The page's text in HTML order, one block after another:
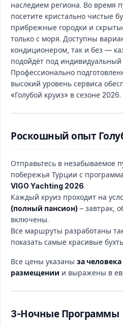
наследием региона. Во время
посетите кристально чистые
прибрежные городки и
только с моря. Доступны
кондиционером, так и без —
подойдёт под индивидуальный
Профессионально
высокий уровень сервиса
«Голубой круиз» в сезоне 2026.
Роскошный опыт
Отправьтесь в незабываемое
побережья Турции с
VIGO Yachting 2026.
Каждый круиз проходит на
(полный пансион) – завтрак,
включены.
Все маршруты разработаны
показать самые красивые
Все цены указаны за
размещении и выражены в
3-Ночные Программы